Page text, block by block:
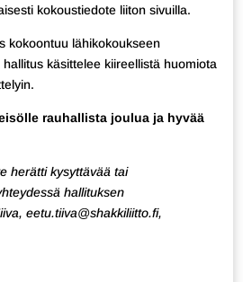
kokoustiedote liiton sivuilla.
kokoontuu lähikokoukseen
käsittelee kiireellistä huomiota
rauhallista joulua ja hyvää
herätti kysyttävää tai
hallituksen
eetu.tiiva@shakkiliitto.fi,